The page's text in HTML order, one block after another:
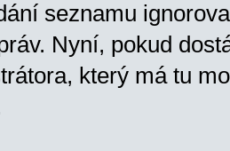
seznamu
Nyní, pokud
který má tu